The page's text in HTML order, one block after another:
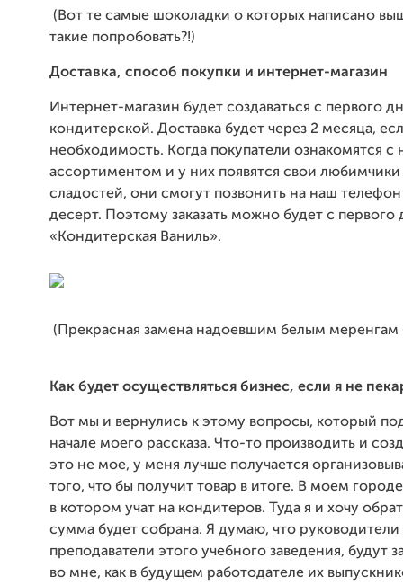
(Вот те самые шоколадки о которых написано
такие попробовать?!)
Доставка, способ покупки и интернет-магазин
Интернет-магазин будет создаваться с первого
кондитерской. Доставка будет через 2 месяца,
необходимость. Когда покупатели ознакомятся
ассортиментом и у них появятся свои
сладостей, они смогут позвонить на наш телефон
десерт. Поэтому заказать можно будет с первого
«Кондитерская Ваниль».
(Прекрасная замена надоевшим белым меренгам
Как будет осуществляться бизнес, если я не
Вот мы и вернулись к этому вопросы, который
начале моего рассказа. Что-то производить и
это не мое, у меня лучше получается
того, что бы получит товар в итоге. В моем
в котором учат на кондитеров. Туда я и хочу
сумма будет собрана. Я думаю, что руководители
преподаватели этого учебного заведения, будут
во мне, как в будущем работодателе их